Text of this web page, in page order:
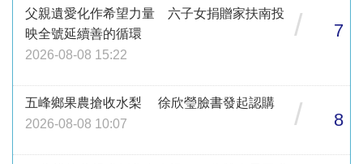
父親遺愛化作希望力量 六子女捐贈家扶南投
映全號延續善的循環
2026-08-08 15:22
/ 7
五峰鄉果農搶收水梨 徐欣瑩臉書發起認購
2026-08-08 10:07
/ 8